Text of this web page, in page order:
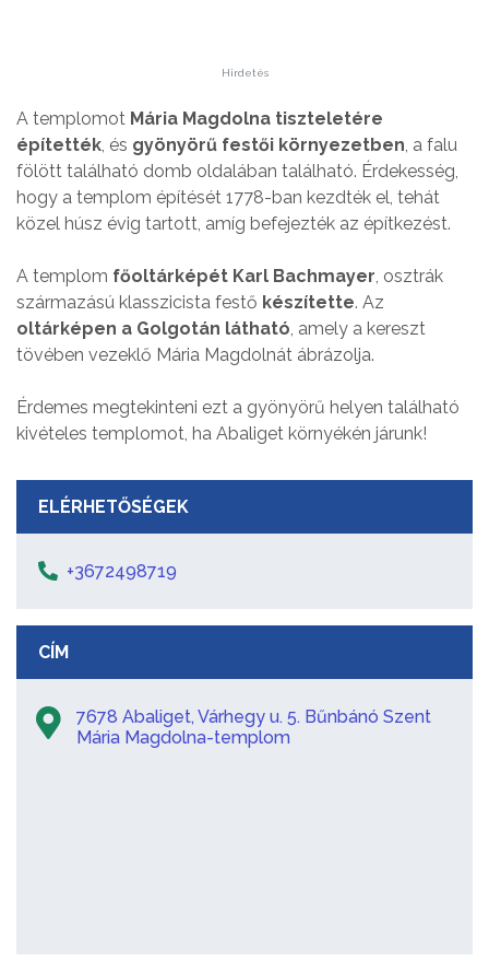
Hirdetés
A templomot Mária Magdolna tiszteletére
építették, és gyönyörű festői környezetben, a falu
fölött található domb oldalában található. Érdekesség,
hogy a templom építését 1778-ban kezdték el, tehát
közel húsz évig tartott, amíg befejezték az építkezést.
A templom főoltárképét Karl Bachmayer, osztrák
származású klasszicista festő készítette. Az
oltárképen a Golgotán látható, amely a kereszt
tövében vezeklő Mária Magdolnát ábrázolja.
Érdemes megtekinteni ezt a gyönyörű helyen található
kivételes templomot, ha Abaliget környékén járunk!
ELÉRHETŐSÉGEK
+3672498719
CÍM
7678 Abaliget, Várhegy u. 5. Bűnbánó Szent
Mária Magdolna-templom